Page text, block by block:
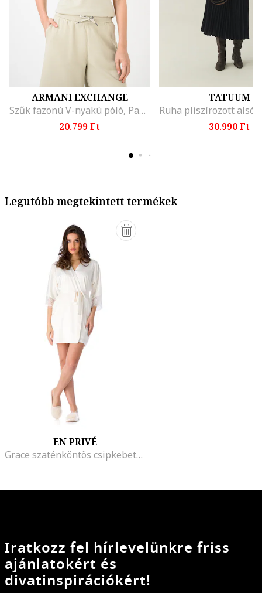
ARMANI EXCHANGE
Szűk fazonú V-nyakú póló, Pasztellzöld
20.799 Ft
TATUUM
30.990 Ft
Legutóbb megtekintett termékek
EN PRIVÉ
Grace szaténköntös csipkebetétekkel, Fehér
Iratkozz fel hírlevelünkre friss
ajánlatokért és
divatinspirációkért!